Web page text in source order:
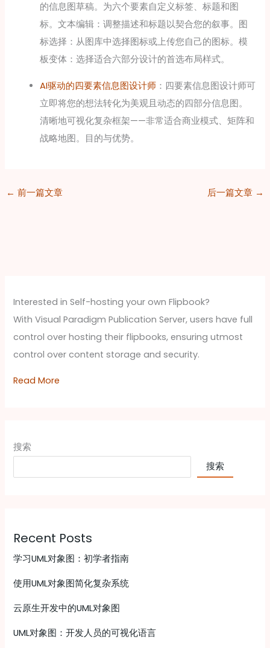
的信息图草稿。为六个要素自定义标签、标题和图
标。文本编辑：调整描述和标题以契合您的叙事。图
标选择：从图库中选择图标或上传您自己的图标。模
板变体：选择适合六部分设计的首选布局样式。
AI驱动的四要素信息图设计师 ：四要素信息图设计师可
立即将您的想法转化为美观且动态的四部分信息图。
清晰地可视化复杂框架——非常适合商业模式、矩阵和
战略地图。目的与优势。
← 前一篇文章 后一篇文章 →
Interested in Self-hosting your own Flipbook?
With Visual Paradigm Publication Server, users have full
control over hosting their flipbooks, ensuring utmost
control over content storage and security.
Read More
搜索
搜索
Recent Posts
学习UML对象图：初学者指南
使用UML对象图简化复杂系统
云原生开发中的UML对象图
UML对象图：开发人员的可视化语言